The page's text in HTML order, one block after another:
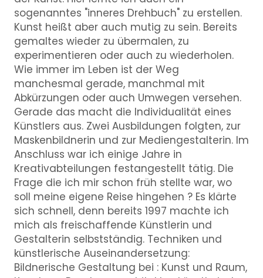
sogenanntes "inneres Drehbuch" zu erstellen.
Kunst heißt aber auch mutig zu sein. Bereits
gemaltes wieder zu übermalen, zu
experimentieren oder auch zu wiederholen.
Wie immer im Leben ist der Weg
manchesmal gerade, manchmal mit
Abkürzungen oder auch Umwegen versehen.
Gerade das macht die Individualität eines
Künstlers aus. Zwei Ausbildungen folgten, zur
Maskenbildnerin und zur Mediengestalterin. Im
Anschluss war ich einige Jahre in
Kreativabteilungen festangestellt tätig. Die
Frage die ich mir schon früh stellte war, wo
soll meine eigene Reise hingehen ? Es klärte
sich schnell, denn bereits 1997 machte ich
mich als freischaffende Künstlerin und
Gestalterin selbstständig. Techniken und
künstlerische Auseinandersetzung:
Bildnerische Gestaltung bei : Kunst und Raum,